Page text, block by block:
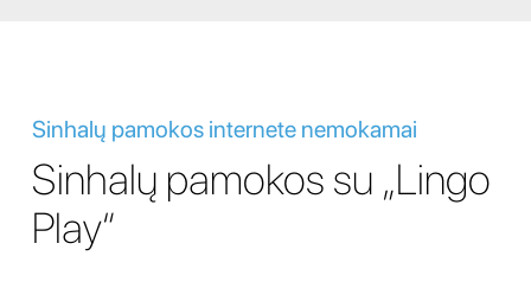
Sinhalų pamokos internete nemokamai
Sinhalų pamokos su „Lingo
Play“